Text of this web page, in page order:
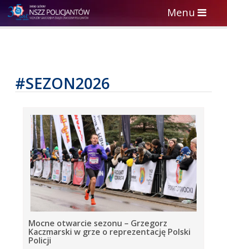
Toggle
navigation
Menu
#SEZON2026
Mocne otwarcie sezonu – Grzegorz
Kaczmarski w grze o reprezentację Polski
Policji